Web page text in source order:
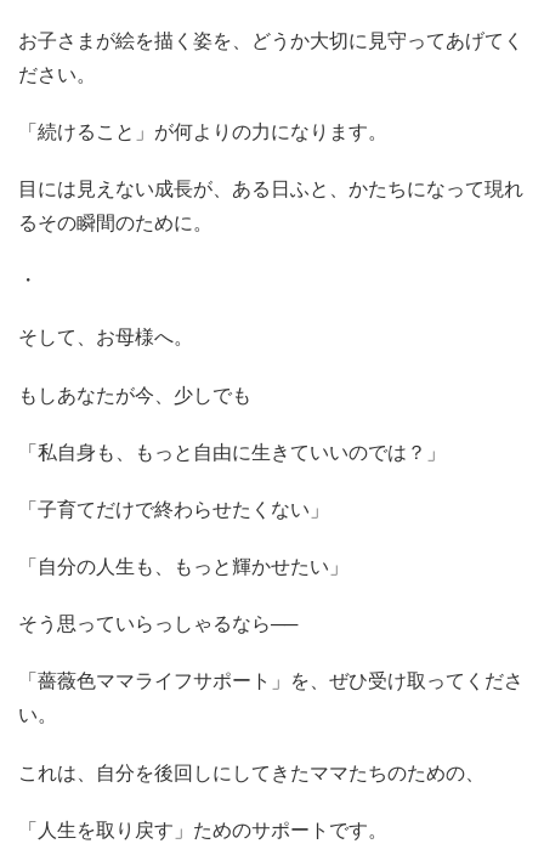
お子さまが絵を描く姿を、どうか大切に見守ってあげてく
ださい。
「続けること」が何よりの力になります。
目には見えない成長が、ある日ふと、かたちになって現れ
るその瞬間のために。
・
そして、お母様へ。
もしあなたが今、少しでも
「私自身も、もっと自由に生きていいのでは？」
「子育てだけで終わらせたくない」
「自分の人生も、もっと輝かせたい」
そう思っていらっしゃるなら──
「薔薇色ママライフサポート」を、ぜひ受け取ってくださ
い。
これは、自分を後回しにしてきたママたちのための、
「人生を取り戻す」ためのサポートです。